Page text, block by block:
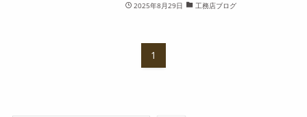
2025年8月29日 工務店ブログ
1